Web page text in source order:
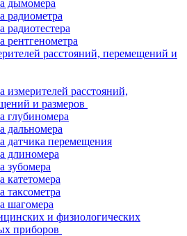
дымомера
радиометра
радиотестера
рентгенометра
расстояний, перемещений и
измерителей расстояний,
и размеров
глубиномера
дальномера
датчика перемещения
длиномера
зубомера
катетомера
таксометра
шагомера
и физиологических
приборов